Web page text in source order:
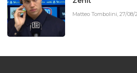
Matteo Tombolini,27/08/